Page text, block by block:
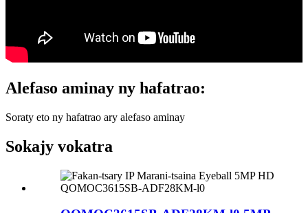
Alefaso aminay ny hafatrao:
Soraty eto ny hafatrao ary alefaso aminay
Sokajy vokatra